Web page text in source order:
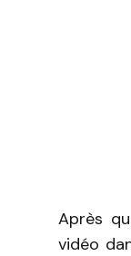
Après
vidéo